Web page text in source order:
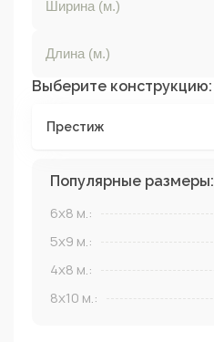
Выберите конструкцию:
Престиж
Популярные размеры:
6x8 м.:
5x9 м.:
4x8 м.:
8x10 м.: